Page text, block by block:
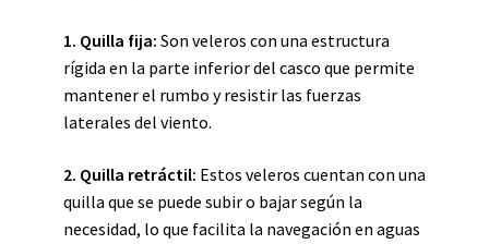
1. Quilla fija: Son veleros con una estructura
rígida en la parte inferior del casco que permite
mantener el rumbo y resistir las fuerzas
laterales del viento.
2. Quilla retráctil: Estos veleros cuentan con una
quilla que se puede subir o bajar según la
necesidad, lo que facilita la navegación en aguas